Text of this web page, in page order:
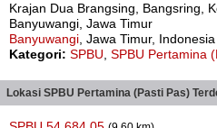
Krajan Dua Brangsing, Bangsring,
Banyuwangi, Jawa Timur
Banyuwangi , Jawa Timur,
Kategori: SPBU SPBU Pertamina
Lokasi SPBU Pertamina (Pasti Pas)